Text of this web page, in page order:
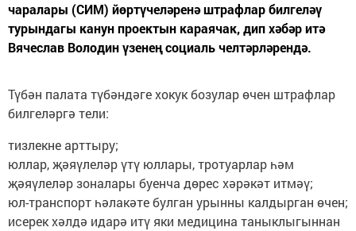
чаралары (СИМ) йөртүчеләренә штрафлар билгеләү
турындагы канун проектын караячак, дип хәбәр итә
Вячеслав Володин үзенең социаль челтәрләрендә.
Түбән палата түбәндәге хокук бозулар өчен штрафлар
билгеләргә тели:
тизлекне арттыру;
юллар, җәяүлеләр үтү юллары, тротуарлар һәм
җәяүлеләр зоналары буенча дөрес хәрәкәт итмәү;
юл-транспорт һәлакәте булган урынны калдырган өчен;
исерек хәлдә идарә итү яки медицина таныклыгыннан